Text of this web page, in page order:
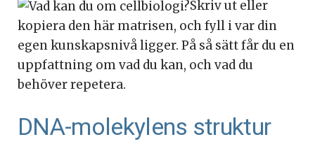
Skriv ut eller
kopiera den här matrisen, och fyll i var din
egen kunskapsnivå ligger. På så sätt får du en
uppfattning om vad du kan, och vad du
behöver repetera.
DNA-molekylens struktur